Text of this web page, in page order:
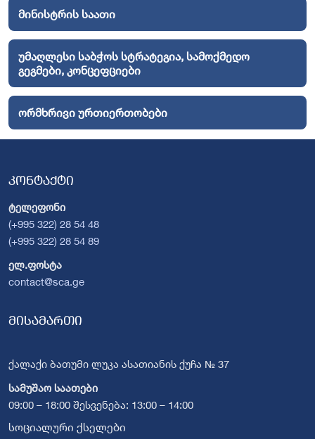
მინისტრის საათი
უმაღლესი საბჭოს სტრატეგია, სამოქმედო
გეგმები, კონცეფციები
ორმხრივი ურთიერთობები
კონტაქტი
ტელეფონი
(+995 322) 28 54 48
(+995 322) 28 54 89
ელ.ფოსტა
contact@sca.ge
მისამართი
ქალაქი ბათუმი ლუკა ასათიანის ქუჩა № 37
სამუშაო საათები
09:00 – 18:00 შესვენება: 13:00 – 14:00
სოციალური ქსელები